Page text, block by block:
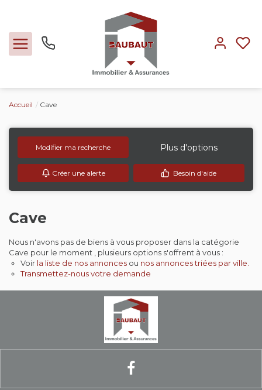
Locations
Expertise
Nos métiers
L'agence
Contact
Accueil Cave
Modifier ma recherche Plus d'options
Créer une alerte Besoin d'aide
Cave
Nous n'avons pas de biens à vous proposer dans la catégorie
Cave pour le moment , plusieurs options s'offrent à vous :
Voir la liste de nos annonces ou nos annonces triées par ville.
Transmettez-nous votre demande